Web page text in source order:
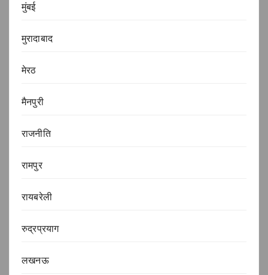
मुंबई
मुरादाबाद
मेरठ
मैनपुरी
राजनीति
रामपुर
रायबरेली
रुद्रप्रयाग
लखनऊ